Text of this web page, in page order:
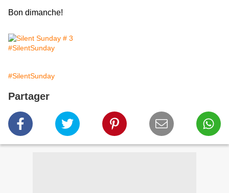
Bon dimanche!
#SilentSunday
#SilentSunday
Partager